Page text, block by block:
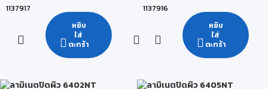
1137917
FORMICA
ขนาดสินค้า:
หยิบ
ใส่
ตะกร้า
1137916
FORMICA
ขนาดสินค้า:
หยิบ
ใส่
ตะกร้า